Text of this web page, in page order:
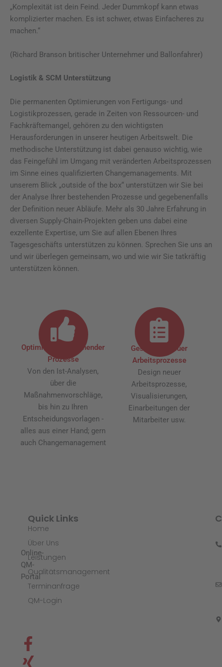
„Komplexität ist dein Feind. Jeder Dummkopf kann etwas
komplizierter machen. Es ist schwer, etwas Einfacheres zu
machen.“
(Richard Branson britischer Unternehmer und Ballonfahrer)
Logistik & SCM Unterstützung
Die permanenten Optimierungen von Fertigungs- und
Logistikprozessen, gerade in Zeiten von Ressourcen- und
Fachkräftemangel, gehören zu den wichtigsten
Herausforderungen in unserer heutigen Arbeitswelt. Die
methodische Unterstützung ist dabei genauso wichtig, wie
das Feingefühl im Umgang mit veränderten Arbeitsprozessen
im Sinne eines qualifizierten Changemanagements. Mit
unserem Blick „outside of the box“ unterstützen wir Sie bei
der Analyse Ihrer bestehenden Prozesse und gegebenenfalls
der Definition neuer Abläufe. Mehr als 30 Jahre Erfahrung in
diversen Supply-Chain-Projekten geben uns dabei eine
exzellente Expertise, um Sie auf allen Ebenen Ihres
Tagesgeschäfts unterstützen zu können. Sprechen Sie uns an
und wir überlegen gemeinsam, wo und wie wir Sie tatkräftig
unterstützen können.
Optimierung bestehender
Prozesse
Von den Ist-Analysen,
über die
Maßnahmenvorschläge,
bis hin zu Ihren
Entscheidungsvorlagen -
alles aus einer Hand; gern
auch Changemanagement
Gestaltung neuer
Arbeitsprozesse
Design neuer
Arbeitsprozesse,
Visualisierungen,
Einarbeitungen der
Mitarbeiter usw.
F
a
X
i
Online-
QM-
Portal
Quick Links
Home
Über Uns
Leistungen
Qualitätsmanagement
Terminanfrage
QM-Login